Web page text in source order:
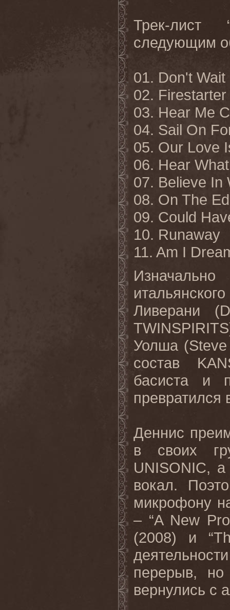
Трек-лист
следующим
01. Don't
02. Firestarter
03. Hear Me
04. Sail On
05. Our Love
06. Hear
07. Believe In
08. On The
09. Could
10. Runaway
11. Am I
Ливерани
Уолша (Steve
состав
басиста и
превратился
Деннис
в своих
UNISONIC,
вокал.
микрофону
– “A New
(2008) и
перерыв,
вернулись с